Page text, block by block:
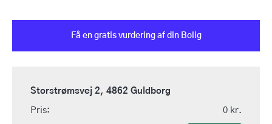
Storstrømsvej 2, 4862 Guldborg
Pris: 0 kr.
Få en gratis vurdering af din Bolig